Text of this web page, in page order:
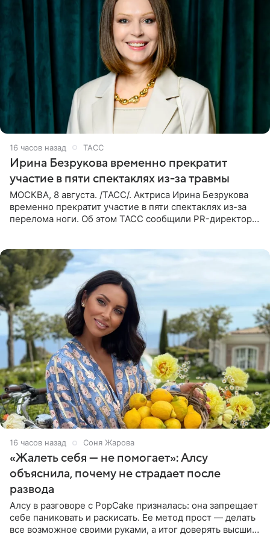
16 часов назад ТАСС
Ирина Безрукова временно прекратит
участие в пяти спектаклях из-за травмы
МОСКВА, 8 августа. /ТАСС/. Актриса Ирина Безрукова
временно прекратит участие в пяти спектаклях из-за
перелома ноги. Об этом ТАСС сообщили PR-директор
16 часов назад Соня Жарова
«Жалеть себя — не помогает»: Алсу
объяснила, почему не страдает после
развода
Алсу в разговоре с PopCake призналась: она запрещает
себе паниковать и раскисать. Ее метод прост — делать
все возможное своими руками, а итог доверять высшим